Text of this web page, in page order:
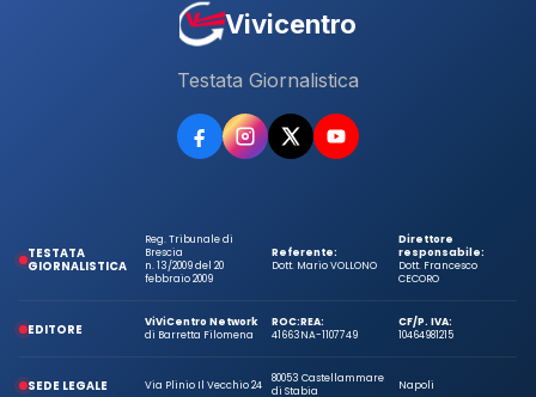
Vivicentro
Testata Giornalistica
TESTATA
GIORNALISTICA
Reg. Tribunale di
Brescia
n. 13/2009 del 20
febbraio 2009
Referente:
Dott. Mario VOLLONO
Direttore
responsabile:
Dott. Francesco
CECORO
EDITORE
ViViCentro Network
di Barretta Filomena
ROC:
41663
REA:
NA-1107749
CF/P. IVA:
10464981215
SEDE LEGALE Via Plinio Il Vecchio 24
80053 Castellammare
di Stabia
Napoli